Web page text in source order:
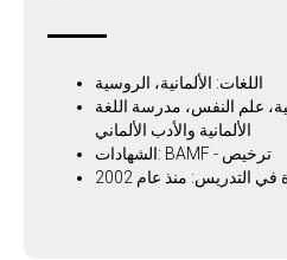
اللغات: الألمانية، الروسية
علم النفس، مدرسة اللغة
الألمانية والأدب الألماني
الشهادات: BAMF - ترخيص
في التدريس: منذ عام 2002